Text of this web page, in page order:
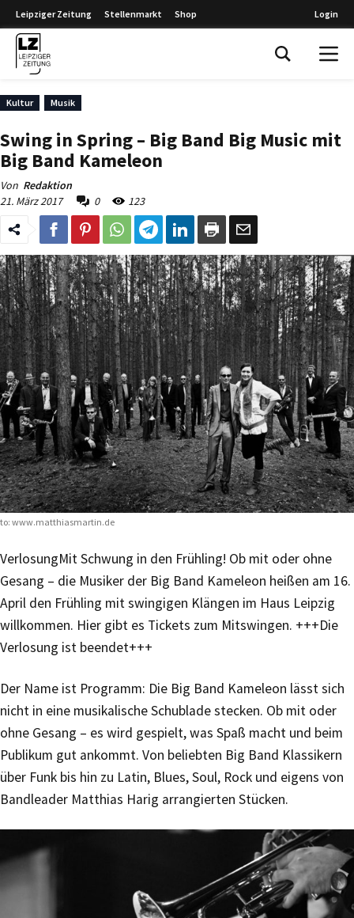
Leipziger Zeitung Stellenmarkt Shop Login
Kultur Musik
Swing in Spring – Big Band Big Music mit
Big Band Kameleon
Von Redaktion
21. März 2017
0 123
www.matthiasmartin.de
VerlosungMit Schwung in den Frühling! Ob mit oder ohne
Gesang – die Musiker der Big Band Kameleon heißen am 16.
April den Frühling mit swingigen Klängen im Haus Leipzig
willkommen. Hier gibt es Tickets zum Mitswingen. +++Die
Verlosung ist beendet+++
Der Name ist Programm: Die Big Band Kameleon lässt sich
nicht in eine musikalische Schublade stecken. Ob mit oder
ohne Gesang – es wird gespielt, was Spaß macht und beim
Publikum gut ankommt. Von beliebten Big Band Klassikern
über Funk bis hin zu Latin, Blues, Soul, Rock und eigens von
Bandleader Matthias Harig arrangierten Stücken.